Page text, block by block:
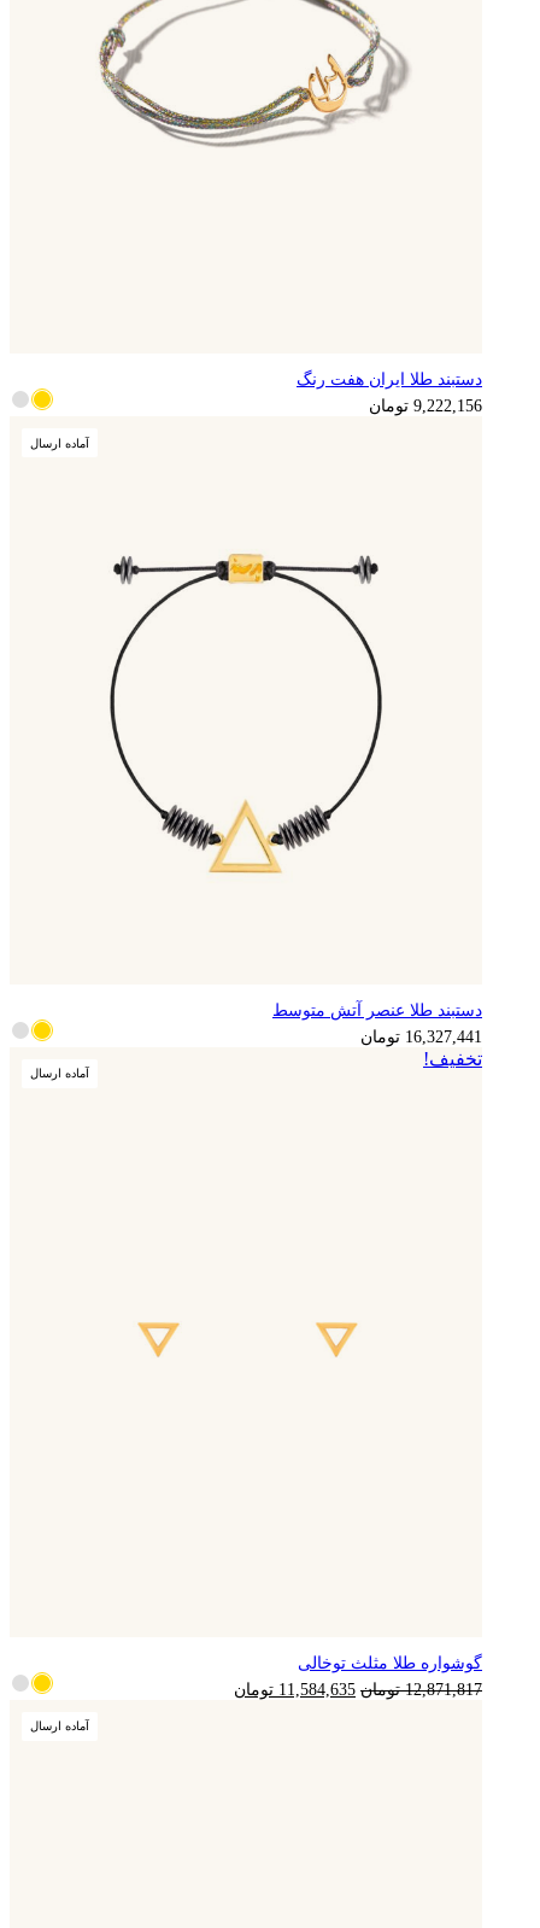
2,305,539 تومان
دستبند طلا ایران هفت رنگ
9,222,156 تومان
آماده ارسال
4,081,860 تومان
دستبند طلا عنصر آتش متوسط
16,327,441 تومان
آماده ارسال
تخفیف!
گوشواره طلا مثلث توخالی
12,871,817 تومان قیمت
11,584,635 تومان
آماده ارسال